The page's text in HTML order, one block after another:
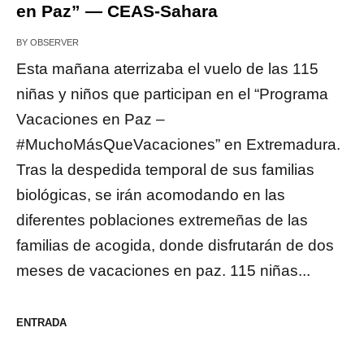
en Paz” — CEAS-Sahara
BY OBSERVER
Esta mañana aterrizaba el vuelo de las 115
niñas y niños que participan en el “Programa
Vacaciones en Paz –
#MuchoMásQueVacaciones” en Extremadura.
Tras la despedida temporal de sus familias
biológicas, se irán acomodando en las
diferentes poblaciones extremeñas de las
familias de acogida, donde disfrutarán de dos
meses de vacaciones en paz. 115 niñas...
ENTRADA